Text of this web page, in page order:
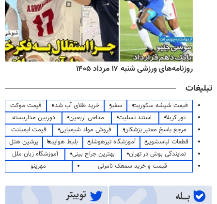
روزنامه‌های ورزشی شنبه ۱۷ مرداد ۱۴۰۵
تبلیغات
قیمت شیشه سکوریت سفیر خرید طلای آب شده
قیمت موکت
تور کربلا
استند تسلیت مداحی اربعین
دوربین مداربسته
مرجع پاسخ معتبر پزشکان
فروش مواد شیمیایی
قیمت ایمپلنت
قطعات لباسشویی
آموزشگاه تیزهوشان بلیط هواپیما
پرشین هتل
نمایندگی بوش در تهران
بهترین جراح بینی
آموزشگاه زبان ملل
قیمت و خرید سمعک نامرئی
مهرینو